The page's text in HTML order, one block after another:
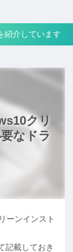
紹介しています
クリ
なドラ
ーンインスト
記載しておき